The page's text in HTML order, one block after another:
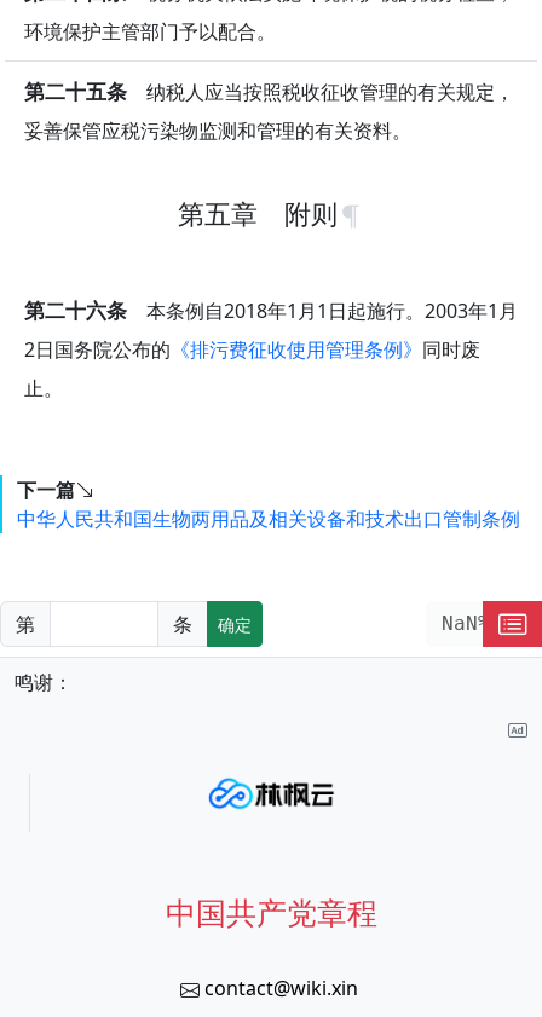
环境保护主管部门予以配合。
第二十五条 纳税人应当按照税收征收管理的有关规定，
妥善保管应税污染物监测和管理的有关资料。
第五章 附则
第二十六条 本条例自2018年1月1日起施行。2003年1月
2日国务院公布的 《排污费征收使用管理条例》 同时废
止。
下一篇
中华人民共和国生物两用品及相关设备和技术出口管制条例
第 条 确定 NaN%
鸣谢：
中国共产党章程
contact@wiki.xin